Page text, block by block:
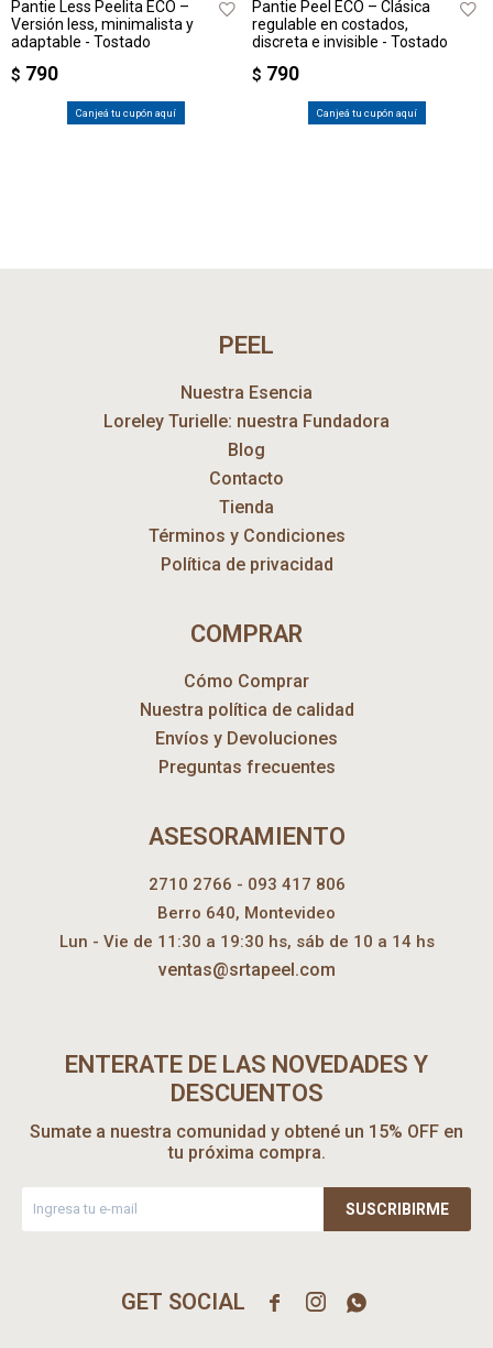
Pantie Less Peelita ECO –
Versión less, minimalista y
adaptable - Tostado
$ 790
Canjeá tu cupón aquí
Pantie Peel ECO – Clásica
regulable en costados,
discreta e invisible - Tostado
$ 790
Canjeá tu cupón aquí
PEEL
Nuestra Esencia
Loreley Turielle: nuestra Fundadora
Blog
Contacto
Tienda
Términos y Condiciones
Política de privacidad
COMPRAR
Cómo Comprar
Nuestra política de calidad
Envíos y Devoluciones
Preguntas frecuentes
ASESORAMIENTO
2710 2766 - 093 417 806
Berro 640, Montevideo
Lun - Vie de 11:30 a 19:30 hs, sáb de 10 a 14 hs
ventas@srtapeel.com
ENTERATE DE LAS NOVEDADES Y
DESCUENTOS
Sumate a nuestra comunidad y obtené un 15% OFF en
tu próxima compra.
SUSCRIBIRME
  